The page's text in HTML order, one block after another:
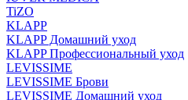
TiZO
KLAPP
KLAPP Домашний уход
KLAPP Профессиональный уход
LEVISSIME
LEVISSIME Брови
LEVISSIME Домашний уход